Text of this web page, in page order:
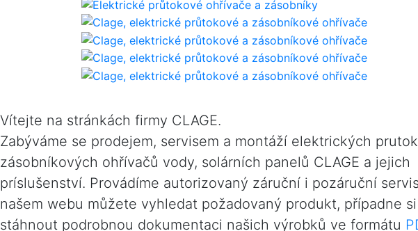
Vítejte na stránkách firmy CLAGE.
Zabýváme se prodejem, servisem a montáží elektrických
zásobníkových ohřívačů vody, solárních panelů CLAGE a jejich
príslušenství. Provádíme autorizovaný záruční i pozáruční
našem webu můžete vyhledat požadovaný produkt, případne si
stáhnout podrobnou dokumentaci našich výrobků ve formátu